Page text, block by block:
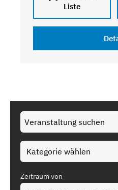
Liste
Zeitraum von